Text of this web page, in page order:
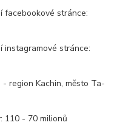
facebookové stránce:
instagramové stránce:
- region Kachin, město Ta-
110 - 70 milionů